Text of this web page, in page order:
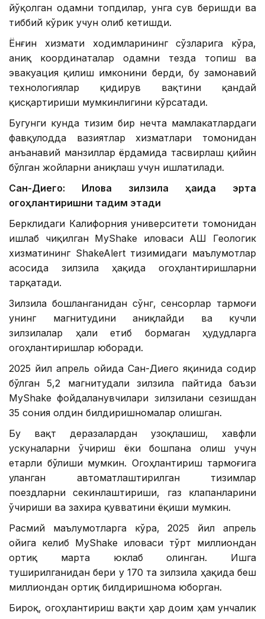
йўқолган одамни топдилар, унга сув беришди ва
тиббий кўрик учун олиб кетишди.
Ёнғин хизмати ходимларининг сўзларига кўра,
аниқ координаталар одамни тезда топиш ва
эвакуация қилиш имконини берди, бу замонавий
технологиялар қидирув вақтини қандай
қисқартириши мумкинлигини кўрсатади.
Бугунги кунда тизим бир нечта мамлакатлардаги
фавқулодда вазиятлар хизматлари томонидан
анъанавий манзиллар ёрдамида тасвирлаш қийин
бўлган жойларни аниқлаш учун ишлатилади.
Сан-Диего: Илова зилзила ҳақида эрта
огоҳлантиришни тақдим этади
Берклидаги Калифорния университети томонидан
ишлаб чиқилган MyShake иловаси АҚШ Геологик
хизматининг ShakeAlert тизимидаги маълумотлар
асосида зилзила ҳақида огоҳлантиришларни
тарқатади.
Зилзила бошланганидан сўнг, сенсорлар тармоғи
унинг магнитудини аниқлайди ва кучли
зилзилалар ҳали етиб бормаган ҳудудларга
огоҳлантиришлар юборади.
2025 йил апрель ойида Сан-Диего яқинида содир
бўлган 5,2 магнитудали зилзила пайтида баъзи
MyShake фойдаланувчилари зилзилани сезишдан
35 сония олдин билдиришномалар олишган.
Бу вақт деразалардан узоқлашиш, хавфли
ускуналарни ўчириш ёки бошпана олиш учун
етарли бўлиши мумкин. Огоҳлантириш тармоғига
уланган автоматлаштирилган тизимлар
поездларни секинлаштириши, газ клапанларини
ўчириши ва захира қувватини ёқиши мумкин.
Расмий маълумотларга кўра, 2025 йил апрель
ойига келиб MyShake иловаси тўрт миллиондан
ортиқ марта юклаб олинган. Ишга
туширилганидан бери у 170 та зилзила ҳақида беш
миллиондан ортиқ билдиришнома юборган.
Бироқ, огоҳлантириш вақти ҳар доим ҳам унчалик